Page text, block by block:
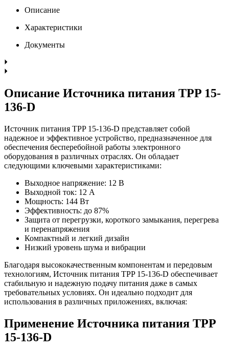
Описание
Характеристики
Документы
Описание Источника питания TPP 15-
136-D
Источник питания TPP 15-136-D представляет собой
надежное и эффективное устройство, предназначенное для
обеспечения бесперебойной работы электронного
оборудования в различных отраслях. Он обладает
следующими ключевыми характеристиками:
Выходное напряжение: 12 В
Выходной ток: 12 А
Мощность: 144 Вт
Эффективность: до 87%
Защита от перегрузки, короткого замыкания, перегрева
и перенапряжения
Компактный и легкий дизайн
Низкий уровень шума и вибрации
Благодаря высококачественным компонентам и передовым
технологиям, Источник питания TPP 15-136-D обеспечивает
стабильную и надежную подачу питания даже в самых
требовательных условиях. Он идеально подходит для
использования в различных приложениях, включая:
Применение Источника питания TPP
15-136-D